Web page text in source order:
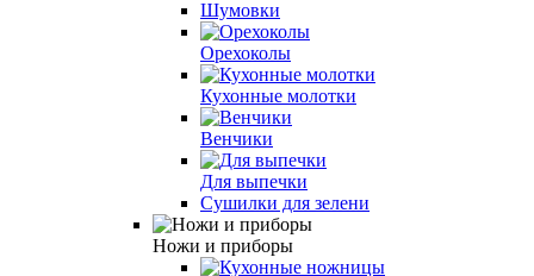
Шумовки
Орехоколы
Кухонные молотки
Венчики
Для выпечки
Сушилки для зелени
Ножи и приборы